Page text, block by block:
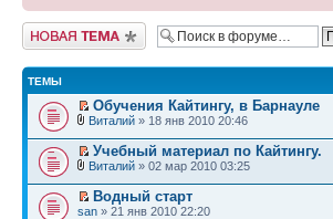
Начать новую тему
ТЕМЫ
Обучения Кайтингу, в Барнауле
Виталий » 18 янв 2010 20:46
Учебный материал по Кайтингу.
Виталий » 02 мар 2010 03:25
Водный старт
san » 21 янв 2010 22:20